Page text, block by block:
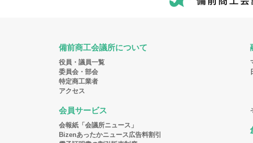
備前商工会議所について
役員・議員一覧
委員会・部会
特定商工業者
アクセス
会員サービス
会報紙「会議所ニュース」
Bizenあったかニュース広告料割引